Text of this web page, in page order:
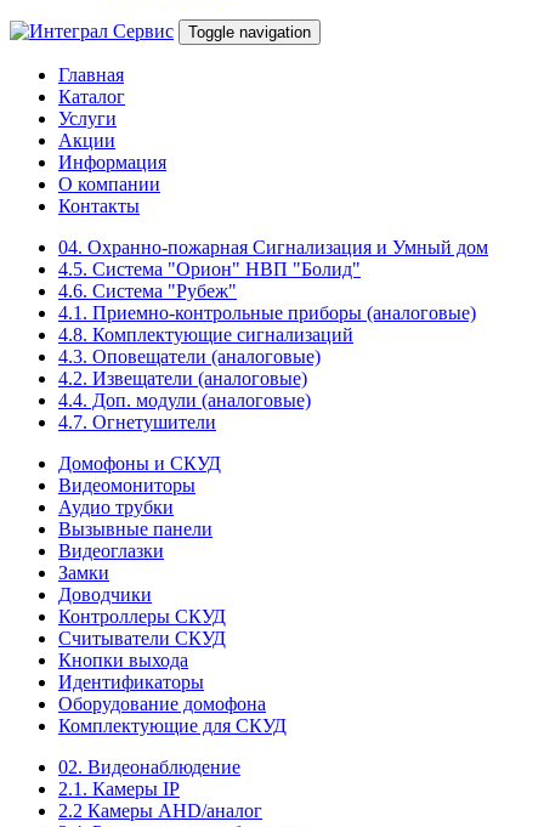
Toggle navigation
Главная
Каталог
Услуги
Акции
Информация
О компании
Контакты
04. Охранно-пожарная Сигнализация и Умный дом
4.5. Система "Орион" НВП "Болид"
4.6. Система "Рубеж"
4.1. Приемно-контрольные приборы (аналоговые)
4.8. Комплектующие сигнализаций
4.3. Оповещатели (аналоговые)
4.2. Извещатели (аналоговые)
4.4. Доп. модули (аналоговые)
4.7. Огнетушители
Домофоны и СКУД
Видеомониторы
Аудио трубки
Вызывные панели
Видеоглазки
Замки
Доводчики
Контроллеры СКУД
Считыватели СКУД
Кнопки выхода
Идентификаторы
Оборудование домофона
Комплектующие для СКУД
02. Видеонаблюдение
2.1. Камеры IP
2.2 Камеры AHD/аналог